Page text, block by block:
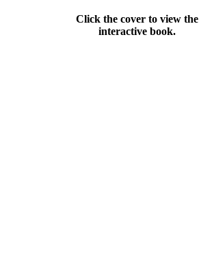
Click the cover to view the
interactive book.